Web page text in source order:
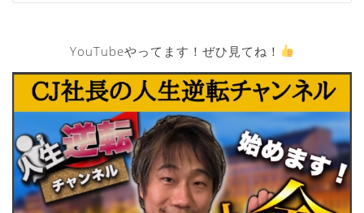
YouTubeやってます！ぜひ見てね！